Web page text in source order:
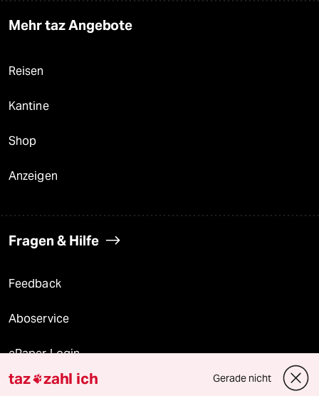
Mehr taz Angebote
Reisen
Kantine
Shop
Anzeigen
Fragen & Hilfe
Feedback
Aboservice
ePaper Login
Downloads für Abonnierende
taz zahl ich Gerade nicht